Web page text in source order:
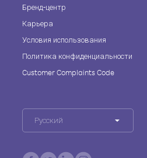
Бренд-центр
Карьера
Условия использования
Политика конфиденциальности
Customer Complaints Code
Русский